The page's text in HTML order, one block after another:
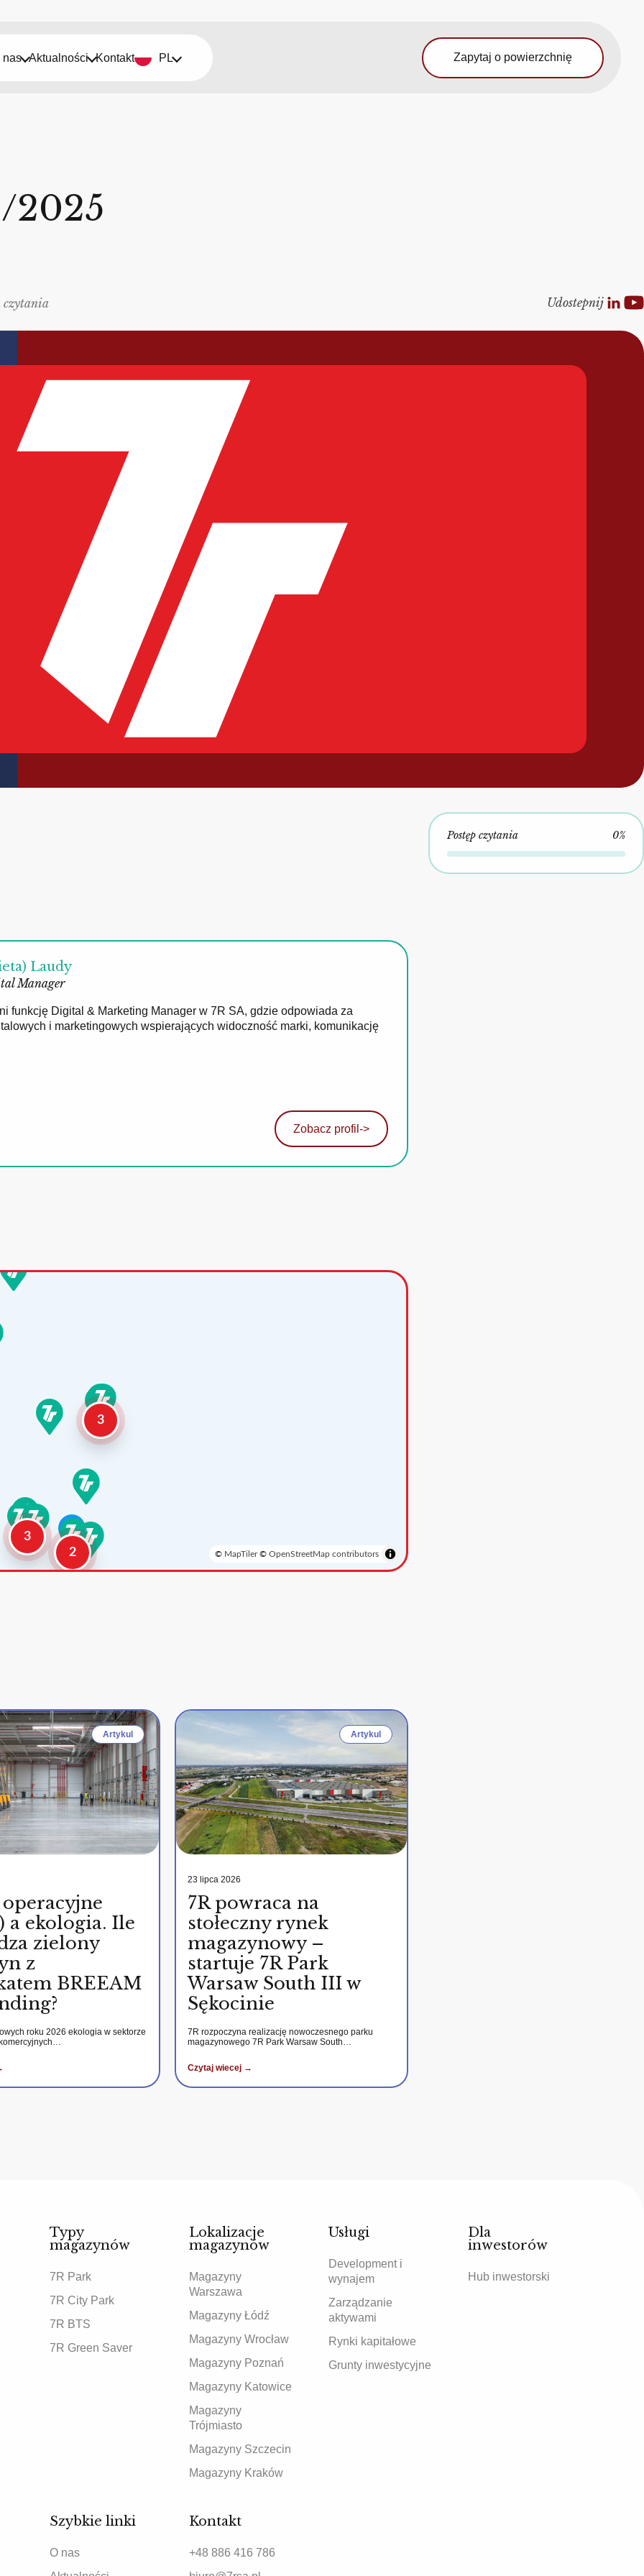
nas Aktualności Kontakt PL Zapytaj o powierzchnię
2025
czytania Udostepnij
Laudy
Manager
funkcję Digital & Marketing Manager w 7R SA, gdzie odpowiada za
i marketingowych wspierających widoczność marki, komunikację
Zobacz profil ->
2
3
3
© MapTiler© OpenStreetMap contributors
Artykul
a ekologia. Ile
zielony
z
BREEAM
roku 2026 ekologia w sektorze
Artykul
23 lipca 2026
7R powraca na
stołeczny rynek
magazynowy –
startuje 7R Park
Warsaw South III w
Sękocinie
7R rozpoczyna realizację nowoczesnego parku
magazynowego 7R Park Warsaw South…
Czytaj wiecej →
Postęp czytania 0%
Typy
magazynów
7R Park
7R City Park
7R BTS
7R Green Saver
Lokalizacje
magazynów
Magazyny
Warszawa
Magazyny Łódź
Magazyny Wrocław
Magazyny Poznań
Magazyny Katowice
Magazyny
Trójmiasto
Magazyny Szczecin
Magazyny Kraków
Usługi
Development i
wynajem
Zarządzanie
aktywami
Rynki kapitałowe
Grunty inwestycyjne
Dla
inwestorów
Hub inwestorski
Szybkie linki
O nas
Kontakt
+48 886 416 786